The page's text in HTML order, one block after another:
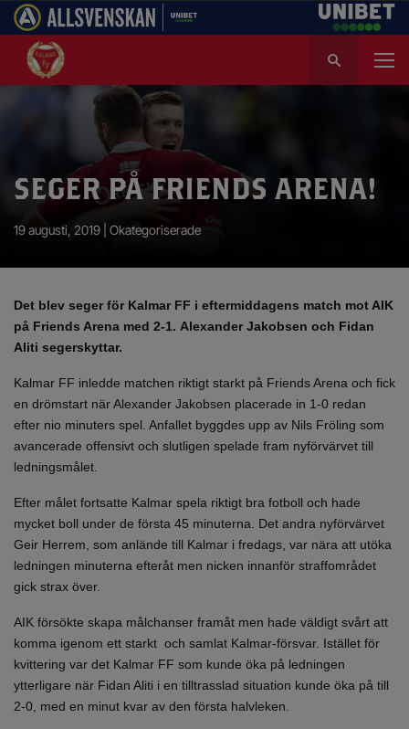
k
r
SEGER PÅ FRIENDS ARENA!
19 augusti, 2019 | Okategoriserade
Det blev seger för Kalmar FF i eftermiddagens match mot AIK
på Friends Arena med 2-1. Alexander Jakobsen och Fidan
Aliti segerskyttar.
Kalmar FF inledde matchen riktigt starkt på Friends Arena och fick
en drömstart när Alexander Jakobsen placerade in 1-0 redan
efter nio minuters spel. Anfallet byggdes upp av Nils Fröling som
avancerade offensivt och slutligen spelade fram nyförvärvet till
ledningsmålet.
Efter målet fortsatte Kalmar spela riktigt bra fotboll och hade
mycket boll under de första 45 minuterna. Det andra nyförvärvet
Geir Herrem, som anlände till Kalmar i fredags, var nära att utöka
ledningen minuterna efteråt men nicken innanför straffområdet
gick strax över.
AIK försökte skapa målchanser framåt men hade väldigt svårt att
komma igenom ett starkt och samlat Kalmar-försvar. Istället för
kvittering var det Kalmar FF som kunde öka på ledningen
ytterligare när Fidan Aliti i en tilltrasslad situation kunde öka på till
2-0, med en minut kvar av den första halvleken.